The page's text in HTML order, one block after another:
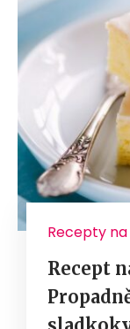
Recepty
Recept